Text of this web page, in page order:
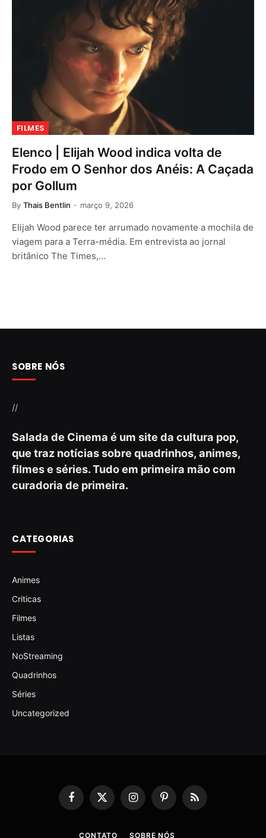
FILMES
Elenco | Elijah Wood indica volta de
Frodo em O Senhor dos Anéis: A Caçada
por Gollum
By Thais Bentlin março 9, 2026
Elijah Wood parece ter arrumado novamente a mochila de
viagem para a Terra-média. Em entrevista ao jornal
britânico The Times,…
SOBRE NÓS
//
Salada de Cinema é um site da cultura pop,
que traz notícias sobre quadrinhos, animes,
filmes e séries. Tudo em primeira mão com
curadoria de primeira.
CATEGORIAS
Animes
Criticas
Filmes
Listas
NoStreaming
Quadrinhos
Séries
Uncategorized
Facebook
X
InstagramPinterestRSS
CONTATO SOBRE NÓS